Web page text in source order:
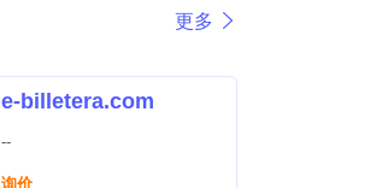
更多
e-billetera.com
--
询价